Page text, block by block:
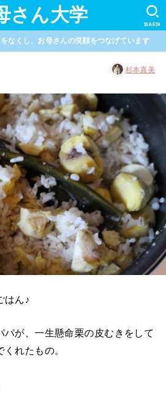
さん大学 SEARCH
なくし、お母さんの笑顔をつなげています
杉本真美
はん♪
パが、一生懸命栗の皮むきをして
れたもの。